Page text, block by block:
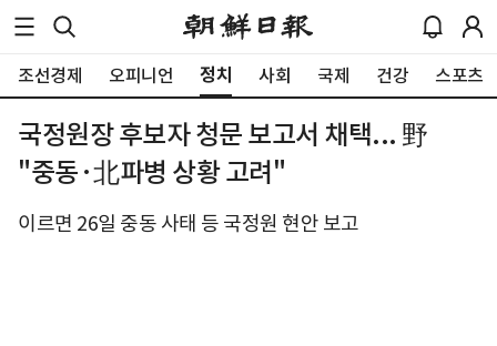
조선경제 오피니언 정치 사회 국제 건강 스포츠
국정원장 후보자 청문 보고서 채택... 野
"중동·北파병 상황 고려"
이르면 26일 중동 사태 등 국정원 현안 보고